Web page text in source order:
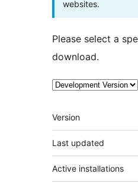
websites.
Please select a
download.
Meta
Version
Last updated
Active installations